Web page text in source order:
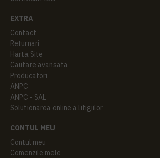
EXTRA
Contact
Returnari
Harta Site
Cautare avansata
Producatori
ANPC
ANPC - SAL
Solutionarea online a litigiilor
CONTUL MEU
Contul meu
Comenzile mele